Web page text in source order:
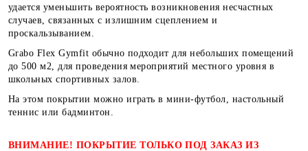
удается уменьшить вероятность возникновения несчастных
случаев, связанных с излишним сцеплением и
проскальзыванием.
Grabo Flex Gymfit обычно подходит для небольших помещений
до 500 м2, для проведения мероприятий местного уровня в
школьных спортивных залов.
На этом покрытии можно играть в мини-футбол, настольный
теннис или бадминтон.
ВНИМАНИЕ! ПОКРЫТИЕ ТОЛЬКО ПОД ЗАКАЗ ИЗ